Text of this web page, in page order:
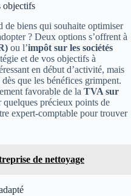
objectifs
de biens qui souhaite optimiser
? Deux options s’offrent à
ou l’impôt sur les sociétés
et de vos objectifs à
en début d’activité, mais
que les bénéfices grimpent.
favorable de la TVA sur
précieux points de
expert-comptable pour trouver
de nettoyage